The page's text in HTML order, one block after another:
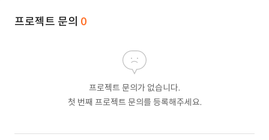
프로젝트 문의 0
프로젝트 문의가 없습니다.
첫 번째 프로젝트 문의를 등록해주세요.